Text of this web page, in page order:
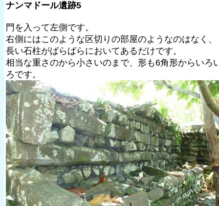
ナンマドール遺跡5
門を入って左側です。
右側にはこのような区切りの部屋のようなのはなく、
長い石柱がばらばらにおいてあるだけです。
相当な重さのから小さいのまで、形も6角形からいろ
ろです。